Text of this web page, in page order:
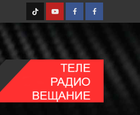
TT YoutubeFB1 FB2